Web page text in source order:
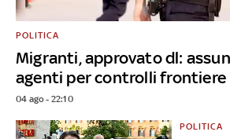
Migranti, approvato dl:
agenti per controlli frontiere
POLITICA
04 ago - 22:10
POLITICA